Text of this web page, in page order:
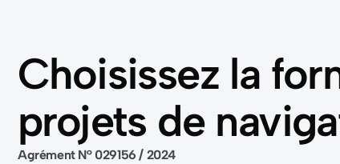
Choisissez la
projets de
Agrément N° 029156 / 2024